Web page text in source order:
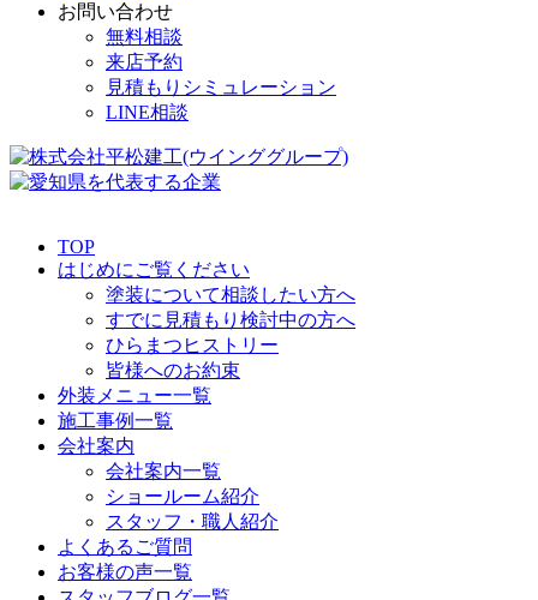
お問い合わせ
無料相談
来店予約
見積もりシミュレーション
LINE相談
TOP
はじめにご覧ください
塗装について相談したい方へ
すでに見積もり検討中の方へ
ひらまつヒストリー
皆様へのお約束
外装メニュー一覧
施工事例一覧
会社案内
会社案内一覧
ショールーム紹介
スタッフ・職人紹介
よくあるご質問
お客様の声一覧